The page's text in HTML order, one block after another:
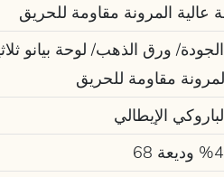
عالية المرونة مقاومة للحريق
مقاومة للحريق
الإيطالي